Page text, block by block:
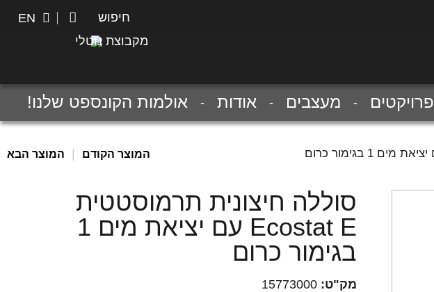
חיפוש EN
מקבוצת נוטלי
פרויקטים מעצבים אודות אולמות הקונספט שלנו!
המוצר הקודם המוצר הבא
סוללה חיצונית תרמוסטטית
Ecostat E עם יציאת מים 1
בגימור כרום
מק"ט: 15773000